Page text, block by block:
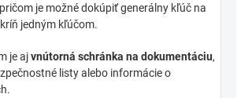
je možné dokúpiť generálny kľúč na
jedným kľúčom.
je ajvnútorná schránka na dokumentáciu,
listy alebo informácie o